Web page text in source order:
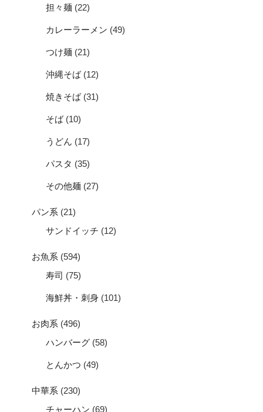
担々麺 (22)
カレーラーメン (49)
つけ麺 (21)
沖縄そば(12)
焼きそば(31)
そば(10)
うどん (17)
パスタ (35)
その他麺 (27)
パン系 (21)
サンドイッチ (12)
お魚系 (594)
寿司 (75)
海鮮丼・刺身 (101)
お肉系 (496)
ハンバーグ (58)
とんかつ (49)
中華系 (230)
チャーハン (69)